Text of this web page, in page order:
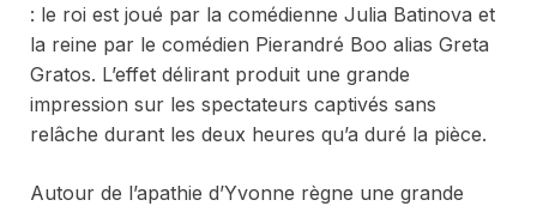
: le roi est joué par la comédienne Julia Batinova et
la reine par le comédien Pierandré Boo alias Greta
Gratos. L’effet délirant produit une grande
impression sur les spectateurs captivés sans
relâche durant les deux heures qu’a duré la pièce.
Autour de l’apathie d’Yvonne règne une grande